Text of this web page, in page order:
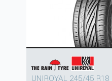
UNIROYAL 245/45 R18